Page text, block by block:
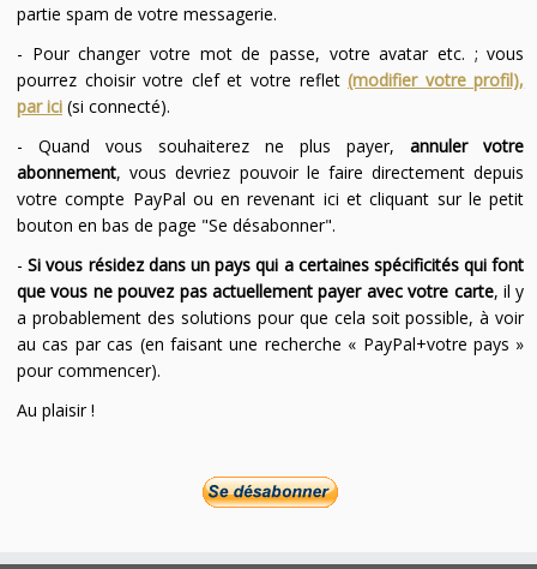
partie spam de votre messagerie.
- Pour changer votre mot de passe, votre avatar etc. ; vous
pourrez choisir votre clef et votre reflet(modifier votre profil),
par ici(si connecté).
- Quand vous souhaiterez ne plus payer,annuler votre
abonnement, vous devriez pouvoir le faire directement depuis
votre compte PayPal ou en revenant ici et cliquant sur le petit
bouton en bas de page "Se désabonner".
-Si vous résidez dans un pays qui a certaines spécificités qui font
que vous ne pouvez pas actuellement payer avec votre carte, il y
a probablement des solutions pour que cela soit possible, à voir
au cas par cas (en faisant une recherche « PayPal+votre pays »
pour commencer).
Au plaisir !